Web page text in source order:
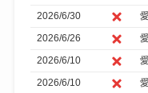
2026/6/30
2026/6/26
2026/6/10
2026/6/10